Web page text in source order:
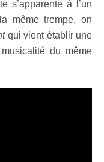
s’apparente à l’un
même trempe, on
qui vient établir une
du même